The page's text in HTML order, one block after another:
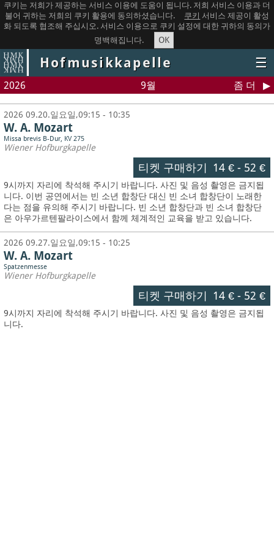
쿠키는 저희가 제공하는 서비스 이용에 도움이 됩니다. 저희 서비스 이용과 더
불어 귀하는 저희의 쿠키 활용에 동의하셨습니다.
쿠키 서비스 제공이 활성
화 되도록 협조해 주십시오. 서비스 이용으로 쿠키 설정에 대한 귀하의 동의가
명백해집니다.
OK
Hofmusikkapelle ☰
2026 9월 좀 더
2026 09.20.일요일,09:15 - 10:35
W. A. Mozart
Missa brevis B-Dur, KV 275
Wiener Hofburgkapelle
티켓 구매하기 14 €- 52 €
9시까지 자리에 착석해 주시기 바랍니다. 사진 및 음성 촬영은 금지됩
니다. 이번 공연에서는 빈 소년 합창단 대신 빈 소녀 합창단이 노래한
다는 점을 유의해 주시기 바랍니다. 빈 소년 합창단과 빈 소녀 합창단
은 아우가르텐팔라이스에서 함께 체계적인 교육을 받고 있습니다.
2026 09.27.일요일,09:15 - 10:25
W. A. Mozart
Spatzenmesse
Wiener Hofburgkapelle
티켓 구매하기 14 €- 52 €
9시까지 자리에 착석해 주시기 바랍니다. 사진 및 음성 촬영은 금지됩
니다.